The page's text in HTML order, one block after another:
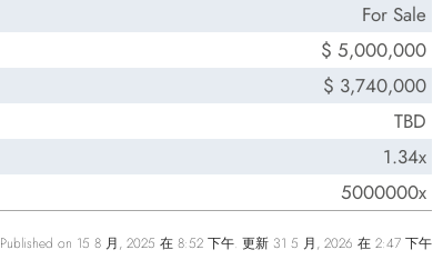
For Sale
$ 5,000,000
$ 3,740,000
TBD
1.34x
5000000x
Published on 15 8 月, 2025 在 8:52 下午. 更新 31 5 月, 2026 在 2:47 下午